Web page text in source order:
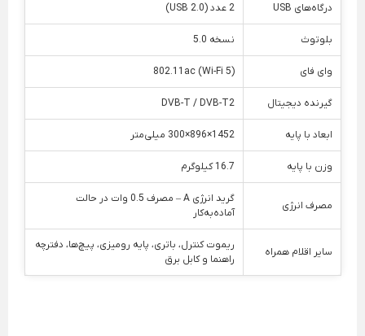
درگاه‌های USB 2 عدد (USB 2.0)
بلوتوث نسخه 5.0
وای فای 802.11ac (Wi-Fi 5)
گیرنده دیجیتال DVB-T / DVB-T2
ابعاد با پایه 1452×896×300 میلی‌متر
وزن با پایه 16.7 کیلوگرم
مصرف انرژی
گرید انرژی A – مصرف 0.5 وات در حالت
آماده‌به‌کار
سایر اقلام همراه
ریموت کنترل، باتری، پایه رومیزی، پیچ‌ها، دفترچه
راهنما و کابل برق